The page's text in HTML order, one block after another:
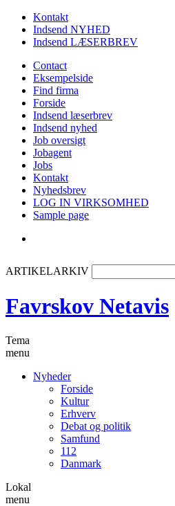
Kontakt
Indsend NYHED
Indsend LÆSERBREV
Contact
Eksempelside
Find firma
Forside
Indsend læserbrev
Indsend nyhed
Job oversigt
Jobagent
Jobs
Kontakt
Nyhedsbrev
LOG IN VIRKSOMHED
Sample page
ARTIKELARKIV
Favrskov Netavis
Tema
menu
Nyheder
Forside
Kultur
Erhverv
Debat og politik
Samfund
112
Danmark
Lokal
menu